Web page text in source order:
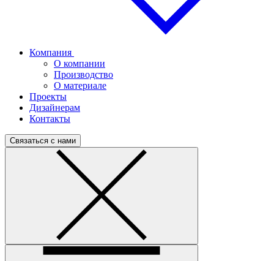
Компания
О компании
Производство
О материале
Проекты
Дизайнерам
Контакты
Связаться с нами